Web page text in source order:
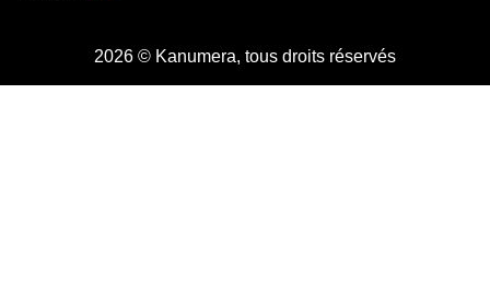
2026 © Kanumera, tous droits réservés